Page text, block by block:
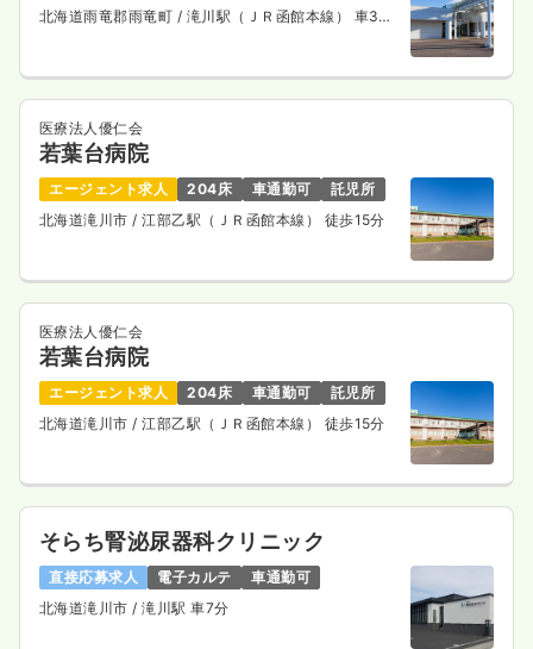
北海道雨竜郡雨竜町 / 滝川駅（ＪＲ函館本線） 車30
医療法人優仁会
若葉台病院
エージェント求人 204床 車通勤可
託児所
北海道滝川市/ 江部乙駅（ＪＲ函館本線） 徒歩15分
医療法人優仁会
若葉台病院
エージェント求人 204床 車通勤可
託児所
北海道滝川市/ 江部乙駅（ＪＲ函館本線） 徒歩15分
そらち腎泌尿器科クリニック
直接応募求人 電子カルテ
車通勤可
北海道滝川市/ 滝川駅 車7分